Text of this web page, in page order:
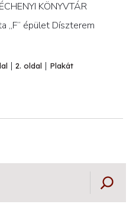
KÖNYVTÁR
„F” épület Díszterem
|2. oldal | Plakát